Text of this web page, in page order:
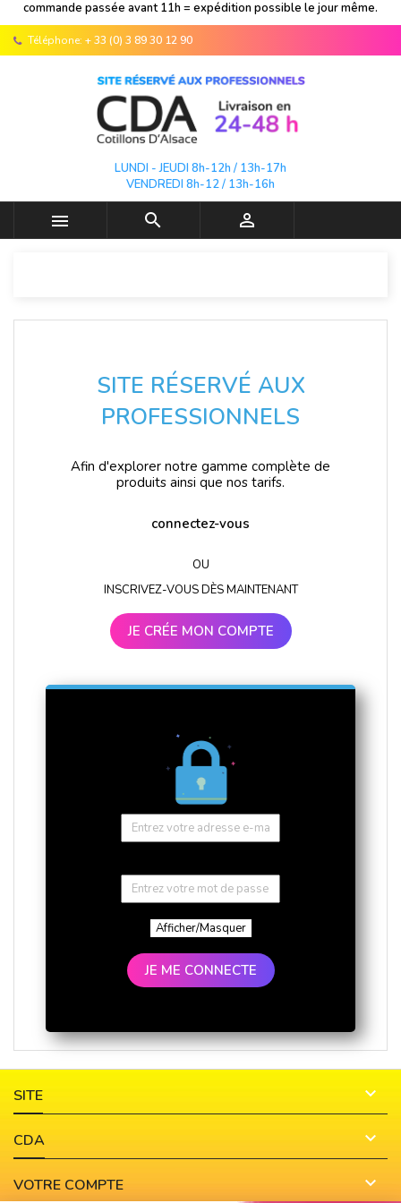
commande passée avant 11h = expédition possible le jour même.
Téléphone: + 33 (0) 3 89 30 12 90
LUNDI - JEUDI 8h-12h / 13h-17h
VENDREDI 8h-12 / 13h-16h
  
SITE RÉSERVÉ AUX
PROFESSIONNELS
Afin d'explorer notre gamme complète de
produits ainsi que nos tarifs.
connectez-vous
OU
INSCRIVEZ-VOUS DÈS MAINTENANT
JE CRÉE MON COMPTE
Afficher/Masquer
JE ME CONNECTE
SITE 
CDA 
VOTRE COMPTE 